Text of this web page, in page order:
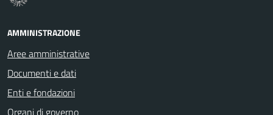
AMMINISTRAZIONE
Aree amministrative
Documenti e dati
Enti e fondazioni
Organi di governo